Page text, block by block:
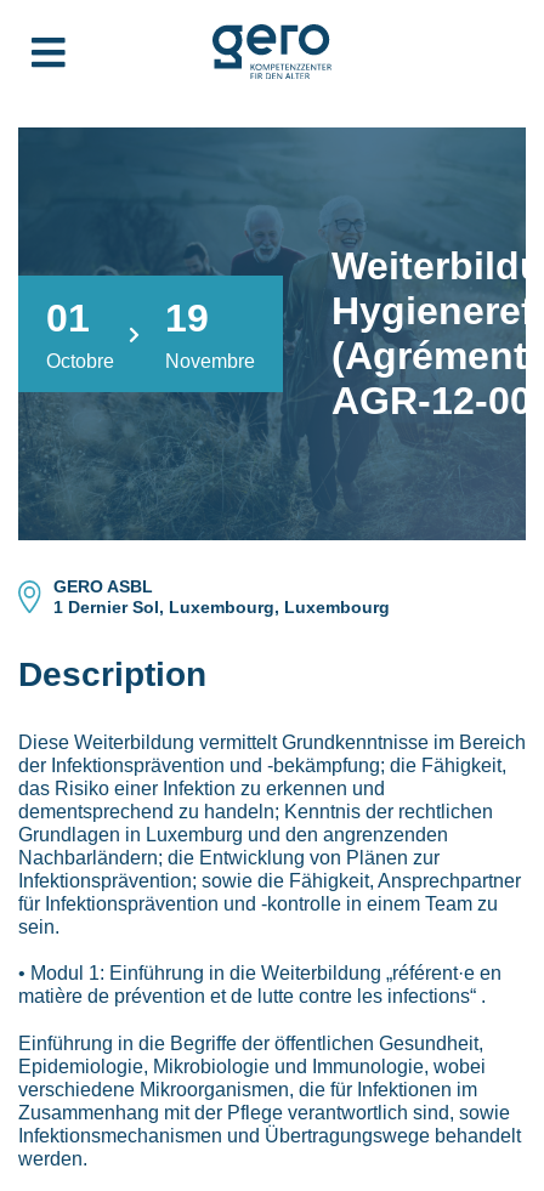
01
Octobre
19
Novembre
AGR-12-
GERO ASBL
1 Dernier Sol, Luxembourg, Luxembourg
Description
Diese Weiterbildung vermittelt Grundkenntnisse im Bereich
der Infektionsprävention und -bekämpfung; die Fähigkeit,
das Risiko einer Infektion zu erkennen und
dementsprechend zu handeln; Kenntnis der rechtlichen
Grundlagen in Luxemburg und den angrenzenden
Nachbarländern; die Entwicklung von Plänen zur
Infektionsprävention; sowie die Fähigkeit, Ansprechpartner
für Infektionsprävention und -kontrolle in einem Team zu
sein.
• Modul 1: Einführung in die Weiterbildung „référent·e en
matière de prévention et de lutte contre les infections“ .
Einführung in die Begriffe der öffentlichen Gesundheit,
Epidemiologie, Mikrobiologie und Immunologie, wobei
verschiedene Mikroorganismen, die für Infektionen im
Zusammenhang mit der Pflege verantwortlich sind, sowie
Infektionsmechanismen und Übertragungswege behandelt
werden.